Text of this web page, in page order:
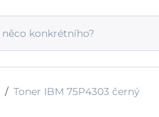
Toner IBM 75P4303 černý